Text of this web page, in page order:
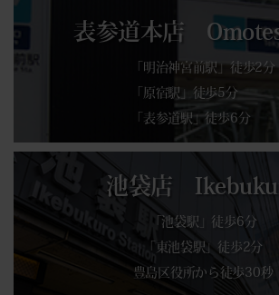
表参道本店
「明治神宮前駅」徒歩2分
「原宿駅」徒歩5分
「表参道駅」徒歩6分
池袋店
「池袋駅」徒歩6分
「東池袋駅」徒歩2分
豊島区役所から徒歩30秒